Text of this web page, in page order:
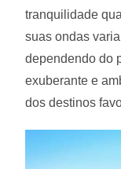
tranquilidade
suas ondas
dependendo do
exuberante e
dos destinos